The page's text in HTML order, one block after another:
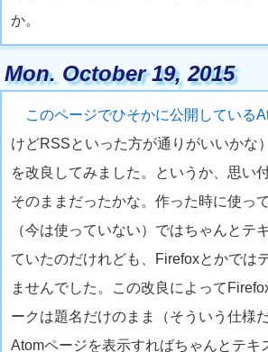
か。
Mon. October 19, 2015
このページでひそかに公開している
けどRSSといった方が通りがいいかな
を改良してみました。というか、思い
そのままだったかな。作った時に使っ
（今は使っていない）ではちゃんとテ
ていたのだけれども、Firefoxとかでは
ませんでした。この改良によって
ークは題名だけのまま（そういう仕様
Atomページを表示すればちゃんとテキ